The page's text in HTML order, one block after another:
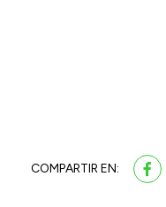
COMPARTIR EN: